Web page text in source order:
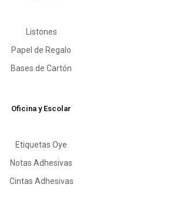
Listones
Papel de Regalo
Bases de Cartón
Oficina y Escolar
Etiquetas Oye
Notas Adhesivas
Cintas Adhesivas